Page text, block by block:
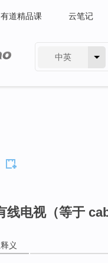
有道精品课 云笔记
中英
线电视（等于
义